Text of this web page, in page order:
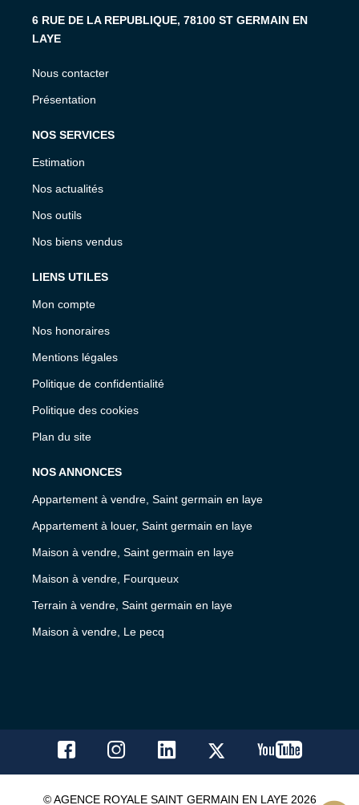
6 RUE DE LA REPUBLIQUE, 78100 ST GERMAIN EN
LAYE
Nous contacter
Présentation
NOS SERVICES
Estimation
Nos actualités
Nos outils
Nos biens vendus
LIENS UTILES
Mon compte
Nos honoraires
Mentions légales
Politique de confidentialité
Politique des cookies
Plan du site
NOS ANNONCES
Appartement à vendre, Saint germain en laye
Appartement à louer, Saint germain en laye
Maison à vendre, Saint germain en laye
Maison à vendre, Fourqueux
Terrain à vendre, Saint germain en laye
Maison à vendre, Le pecq
© AGENCE ROYALE SAINT GERMAIN EN LAYE 2026